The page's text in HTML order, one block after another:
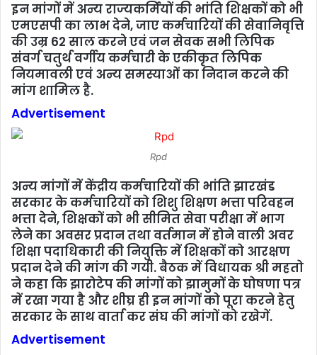
इन मांगों में अन्य राज्यकर्मियों की भांति शिक्षकों को भी
एमएसपी का लाभ देने, जाए कर्मचारियों की सेवानिवृत्ति
की उम्र 62 साल करने एवं जन सेवक सभी लिपिक
संवर्ग चतुर्थ वर्गीय कर्मचारी के एकीकृत लिपिक
नियमावली एवं अन्य समस्याओं का निदान करने की
मांग शामिल है.
Advertisement
Rpd
अन्य मांगों में केंद्रीय कर्मचारियों की भांति झारखंड
सरकार के कर्मचारियों को शिशु शिक्षण भत्ता परिवहन
भत्ता देने, शिक्षकों को भी सीमित सेवा परीक्षा में भाग
लेने का अवसर प्रदान तथा वर्तमान में होने वाली अवर
शिक्षा पदाधिकारी की नियुक्ति में शिक्षकों को आरक्षण
प्रदान देने की मांग की गयी. बैठक में विधायक श्री महतो
ने कहा कि झारोटेप की मांगों को झामुमों के घोषणा पत्र
में रखा गया है और शीघ्र ही इन मांगों को पूरा करने हेतु
सरकार के साथ वार्ता कर संघ की मांगों को रखेगें.
Advertisement